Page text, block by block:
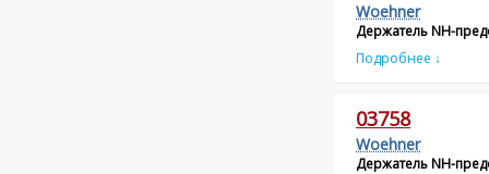
Woehner
Держатель NH-
Подробнее ↓
03758
Woehner
Держатель NH-